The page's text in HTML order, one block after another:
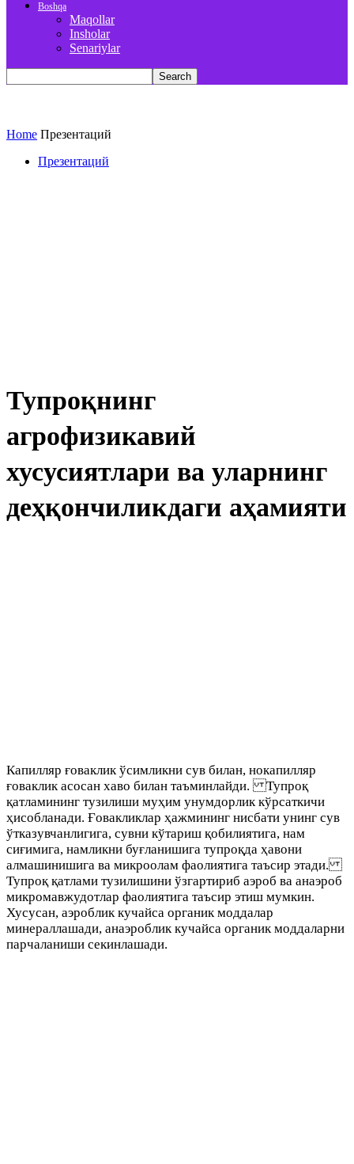
Boshqa
Maqollar
Insholar
Senariylar
Home Презентаций
Презентаций
Тупроқнинг
агрофизикавий
хусусиятлари ва уларнинг
деҳқончиликдаги аҳамияти
Капилляр ғоваклик ўсимликни сув билан, нокапилляр
ғоваклик асосан хаво билан таъминлайди. Тупроқ
қатламининг тузилиши муҳим унумдорлик кўрсаткичи
ҳисобланади. Ғовакликлар ҳажмининг нисбати унинг сув
ўтказувчанлигига, сувни кўтариш қобилиятига, нам
сиғимига, намликни буғланишига тупроқда ҳавони
алмашинишига ва микроолам фаолиятига таъсир этади.
Тупроқ қатлами тузилишини ўзгартириб аэроб ва анаэроб
микромавжудотлар фаолиятига таъсир этиш мумкин.
Хусусан, аэроблик кучайса органик моддалар
минераллашади, анаэроблик кучайса органик моддаларни
парчаланиши секинлашади.